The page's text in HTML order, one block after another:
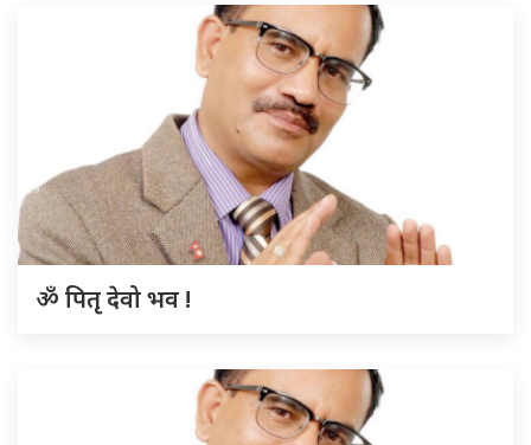
ॐ पितृ देवो भव !